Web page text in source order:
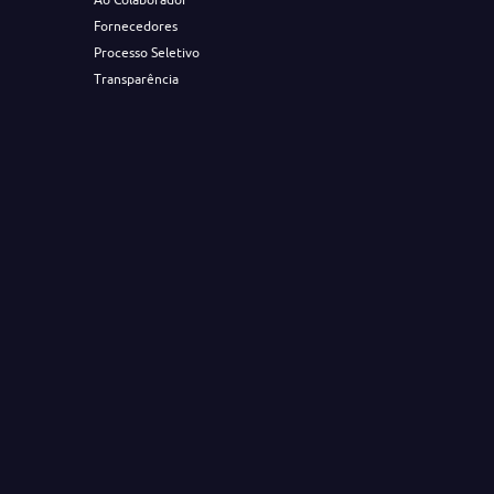
Fornecedores
Processo Seletivo
Transparência